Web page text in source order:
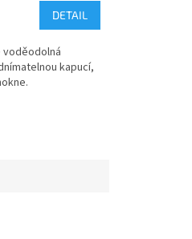
DETAIL
kapucí,